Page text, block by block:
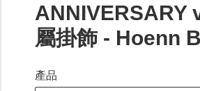
ANNIVERSARY
屬掛飾 - Hoenn
產品